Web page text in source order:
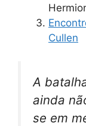
Cullen
A
ainda
se em